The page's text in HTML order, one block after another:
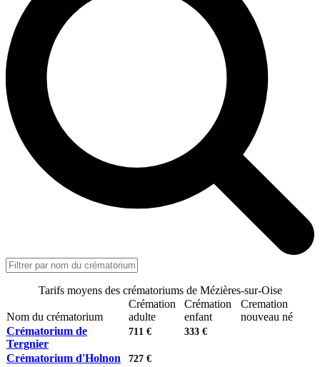
Tarifs moyens des crématoriums de Mézières-sur-Oise
Nom du crématorium
Crémation
adulte
Crémation
enfant
Cremation
nouveau né
Crématorium de
Tergnier
711 € 333 €
Crématorium d'Holnon 727 €